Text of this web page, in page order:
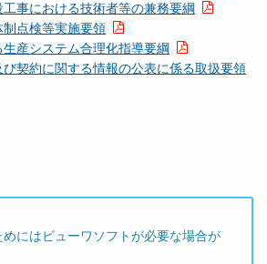
事における技術者等の兼務要綱
点検等実施要領
産システム合理化指導要綱
契約に関する情報の公表に係る取扱要領
にはビューワソフトが必要な場合が